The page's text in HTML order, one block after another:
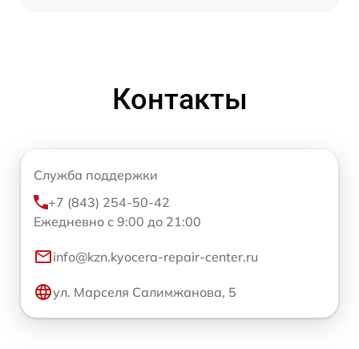
Контакты
Служба поддержки
+7 (843) 254-50-42
Ежедневно с 9:00 до 21:00
info@kzn.kyocera-repair-center.ru
ул. Марселя Салимжанова, 5